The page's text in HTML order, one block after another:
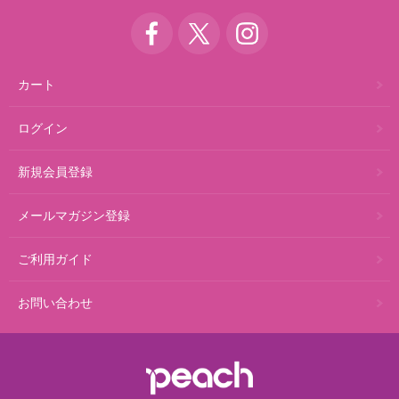
カート
ログイン
新規会員登録
メールマガジン登録
ご利用ガイド
お問い合わせ